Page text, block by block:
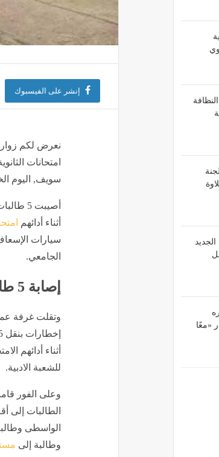
الجديد
«معًا
إنشر على الفيسبوك
نعرض لكم
سويف, اليوم الخميس 2 يوليو
أثناء أدائهم
سيارات
الجامعي.
إصابة 5 طالبات بتشنجات واغماءات
وتقلت غرفة
أثناء أدائهم
للشعبة الادبية.
وعلى الفور
الطالبات
الواسطى
وطالبة إلى